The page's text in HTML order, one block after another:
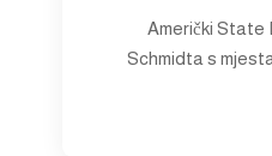
Američki State
Schmidta s